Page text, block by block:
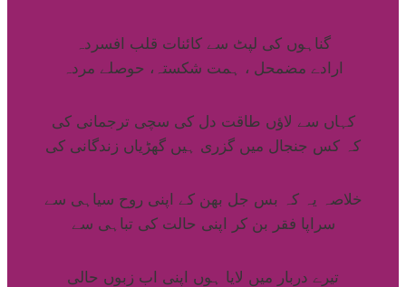
گناہوں کی لپٹ سے کائنات قلب افسردہ
ارادے مضمحل ، ہمت شکستہ، حوصلے مردہ
کہاں سے لاؤں طاقت دل کی سچی ترجمانی کی
کہ کس جنجال میں گزری ہیں گھڑیاں زندگانی کی
خلاصہ یہ کہ بس جل بھن کے اپنی روح سیاہی سے
سراپا فقر بن کر اپنی حالت کی تباہی سے
تیرے دربار میں لایا ہوں اپنی اب زبوں حالی